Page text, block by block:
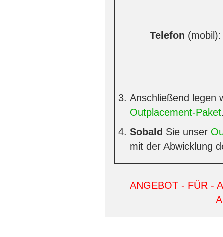
Telefon (mobil):
Anschließend legen
Outplacement-Paket
Sobald Sie unser
mit der Abwicklung
ANGEBOT - FÜR -